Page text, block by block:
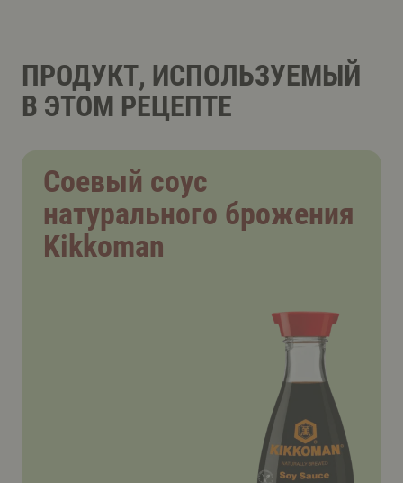
ПРОДУКТ, ИСПОЛЬЗУЕМЫЙ
В ЭТОМ РЕЦЕПТЕ
Соевый соус
натурального брожения
Kikkoman